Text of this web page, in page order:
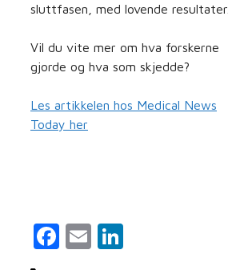
sluttfasen, med lovende resultater.
Vil du vite mer om hva forskerne
gjorde og hva som skjedde?
Les artikkelen hos Medical News
Today her
Facebook
Email